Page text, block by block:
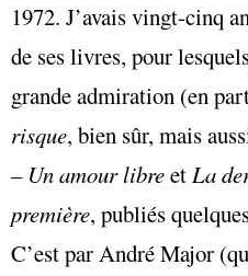
1972. J’avais vingt-cinq
de ses livres, pour
grande admiration (en
risque, bien sûr, mais
– Un amour libreetLa
première, publiés
C’est par André Major